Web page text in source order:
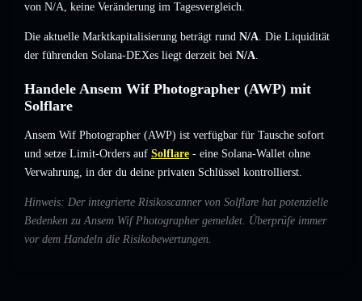
von N/A, keine Veränderung im Tagesvergleich.
Die aktuelle Marktkapitalisierung beträgt rund N/A. Die Liquidität
der führenden Solana-DEXes liegt derzeit bei N/A.
Handele Ansem Wif Photographer (AWP) mit
Solflare
Ansem Wif Photographer (AWP) ist verfügbar für Tausche sofort
und setze Limit-Orders auf Solflare - eine Solana-Wallet ohne
Verwahrung, in der du deine privaten Schlüssel kontrollierst.
Hinweis: Der integrierte Risikoscanner von Solflare hat potenzielle
Bedenken zu Ansem Wif Photographer gemeldet. Überprüfe immer
vor dem Handeln die Risikobewertungen.